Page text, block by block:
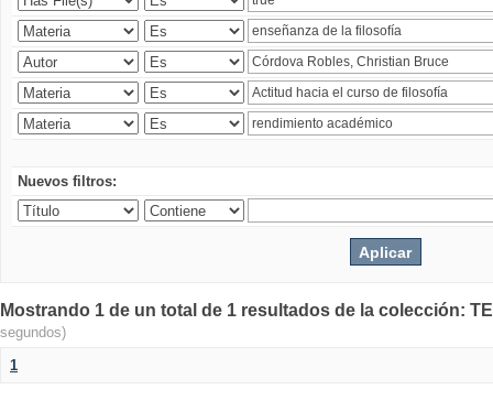
Nuevos filtros:
Mostrando 1 de un total de 1 resultados de la colección:
segundos)
1